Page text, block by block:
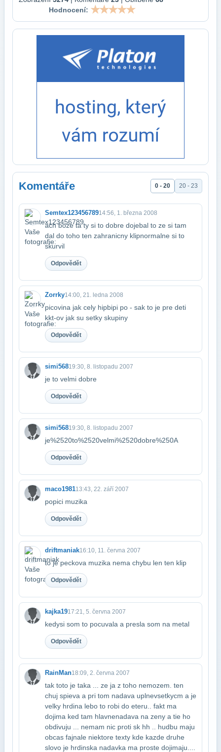
Hodnocení:
Komentáře 0 - 20 20 - 23
Semtex12345678914:56, 1. března 2008
ach boze ta ty si to dobre dojebal to ze si tam
dal do toho ten zahranicny klip​normalne si to
skurvil
Odpovědět
Zorrky14:00, 21. ledna 2008
picovina jak cely hipbipi po - sak to je pre deti
kkt-ov jak su setky skupiny
Odpovědět
simi56819:30, 8. listopadu 2007
je to velmi dobre
Odpovědět
simi56819:30, 8. listopadu 2007
je%2520to%2520velmi%2520dobre%250A
Odpovědět
maco198113:43, 22. září 2007
popici muzika
Odpovědět
driftmaniak16:10, 11. června 2007
to je peckova muzika nema chybu len ten klip
Odpovědět
kajka1917:21, 5. června 2007
kedysi som to pocuvala a presla som na metal
Odpovědět
RainMan18:09, 2. června 2007
tak toto je taka ... ze ja z toho nemozem. ten
chuj spieva a pri tom nadava uplne​vsetkycm a je
velky hrdina lebo to robi do eteru.. fakt ma
dojima ked tam hlavne​nadava na zeny a tie ho
obdivuju ... nemam nic proti sk hh .. hudbu maju
obcas fajn​ale niektore texty kde kazde druhe
slovo je hrdinska nadavka ma proste dojimaju....